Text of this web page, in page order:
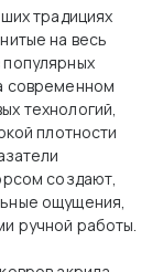
традициях
на весь
современном
технологий,
плотности
создают,
ощущения,
ручной работы.